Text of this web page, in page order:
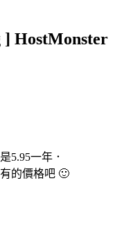
] HostMonster
5.95一年．
的價格吧 🙂